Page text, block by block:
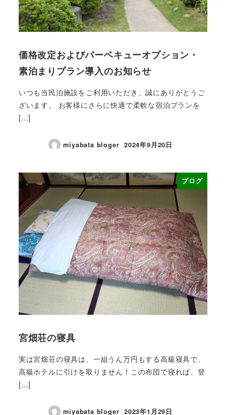
価格改定およびバーベキューオプション・
素泊まりプラン導入のお知らせ
いつも当民泊施設をご利用いただき、誠にありがとうご
ざいます。 お客様にさらに快適で柔軟な宿泊プランを
[…]
miyabata bloger 2024年9月20日
ブログ
宮畑荘の寝具
実は宮畑荘の寝具は、一組うん万円もする高級寝具で、
高級ホテルに引けを取りません！この布団で寝れば、登
[…]
miyabata bloger 2023年1月29日